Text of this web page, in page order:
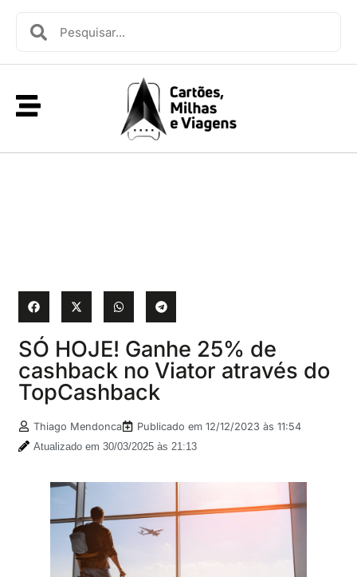
SÓ HOJE! Ganhe 25% de
cashback no Viator através do
TopCashback
Thiago Mendonca Publicado em12/12/2023 às 11:54
Atualizado em 30/03/2025 às 21:13